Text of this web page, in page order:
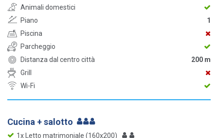
Animali domestici
Piano
1
Piscina
Parcheggio
Distanza dal centro città
200 m
Grill
Wi-Fi
Cucina + salotto
1x Letto matrimoniale (160x200)